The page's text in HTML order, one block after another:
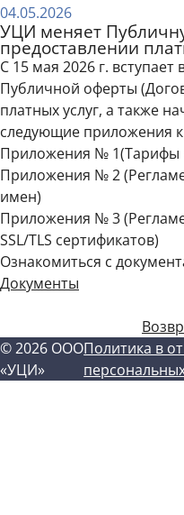
04.05.2026
УЦИ меняет
предоставлении
С 15 мая 2026 г. вступает
Публичной оферты
платных услуг, а также
следующие приложения
Приложения № 1(Тарифы
Приложения № 2
имен)
Приложения № 3
SSL/TLS сертификатов)
Ознакомиться с
Документы
©2026 ООО
«УЦИ»
Политика в